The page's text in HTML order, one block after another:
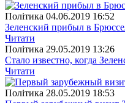
Полiтика 04.06.2019 16:52
Зеленский прибыл в
Читати
Полiтика 29.05.2019 13:26
Стало известно, когда
Читати
Полiтика 28.05.2019 18:53